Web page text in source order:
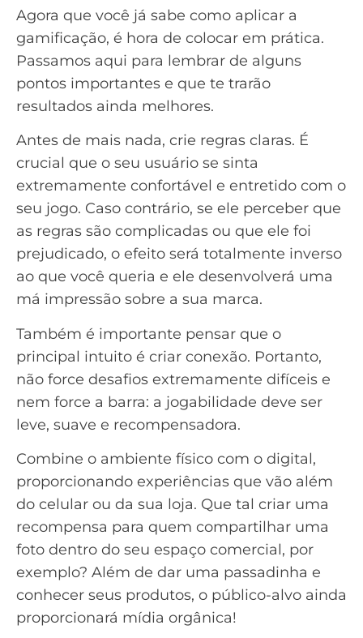
Agora que você já sabe como aplicar a
gamificação, é hora de colocar em prática.
Passamos aqui para lembrar de alguns
pontos importantes e que te trarão
resultados ainda melhores.
Antes de mais nada, crie regras claras. É
crucial que o seu usuário se sinta
extremamente confortável e entretido com o
seu jogo. Caso contrário, se ele perceber que
as regras são complicadas ou que ele foi
prejudicado, o efeito será totalmente inverso
ao que você queria e ele desenvolverá uma
má impressão sobre a sua marca.
Também é importante pensar que o
principal intuito é criar conexão. Portanto,
não force desafios extremamente difíceis e
nem force a barra: a jogabilidade deve ser
leve, suave e recompensadora.
Combine o ambiente físico com o digital,
proporcionando experiências que vão além
do celular ou da sua loja. Que tal criar uma
recompensa para quem compartilhar uma
foto dentro do seu espaço comercial, por
exemplo? Além de dar uma passadinha e
conhecer seus produtos, o público-alvo ainda
proporcionará mídia orgânica!